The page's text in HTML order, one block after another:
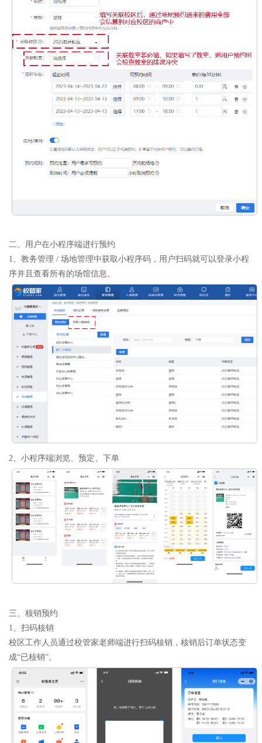
二、用户在小程序端进行预约
1、 教务管理 / 场地管理中获取小程序码，用户扫码就可以登录小程
序并且查看所有的场馆信息。
2、小程序端浏览、预定、下单
三、核销预约
1
、扫码核销
校区工作人员通过校管家老师端进行扫码核销，核销后订单状态变
成“已核销”。